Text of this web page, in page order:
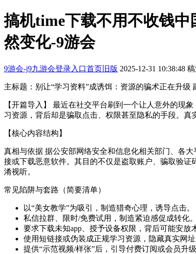
搞机time下载不用不收钱
然变化-9游会
9游会-j9九游会登录入口首页旧版 2025-12-31 10:38:48 稿
主标题：别让“学习资料”成诱饵：资源的骗术正在升
【开篇导入】 最近在社交平台刷到一个让人意外的现
习资源，背后却是骗取点击、权限甚至隐私的手段。
【核心内容结构】
真相与依据 据公安部网络安全和信息化相关部门、各
接或下载恶意软件。其目的不仅是盗取账户、骗取验
淆视听。
常见陷阱与套路（简要清单）
以“美女教学”为吸引，制造猎奇心理，诱导点击。
私信拉群、限时/免费试用，制造紧迫感促成转化。
要求下载未知app、授予设备权限，背后可能安放
使用短链接或伪装成正规学习资源，隐藏真实网址
提供“示范视频/样张”后，引导付费订阅或会员升级